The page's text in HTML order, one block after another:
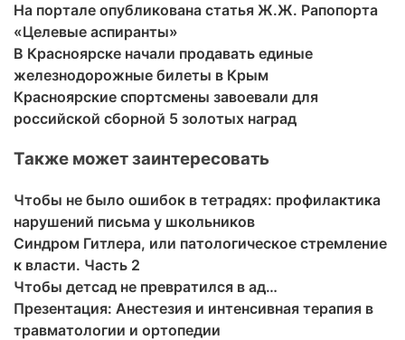
На портале опубликована статья Ж.Ж. Рапопорта
«Целевые аспиранты»
В Красноярске начали продавать единые
железнодорожные билеты в Крым
Красноярские спортсмены завоевали для
российской сборной 5 золотых наград
Также может заинтересовать
Чтобы не было ошибок в тетрадях: профилактика
нарушений письма у школьников
Синдром Гитлера, или патологическое стремление
к власти. Часть 2
Чтобы детсад не превратился в ад…
Презентация: Анестезия и интенсивная терапия в
травматологии и ортопедии